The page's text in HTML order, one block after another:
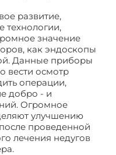
развитие,
технологии,
значение
как эндоскопы
Данные приборы
вести осмотр
операции,
добро - и
Огромное
улучшению
проведенной
лечения недугов